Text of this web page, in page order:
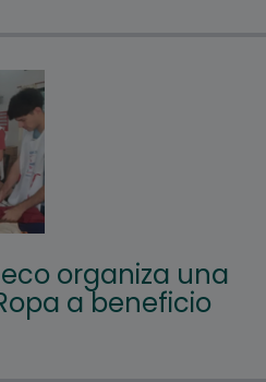
organiza una
a beneficio